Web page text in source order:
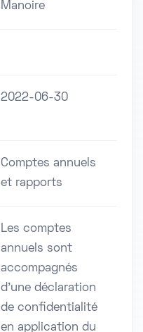
Manoire
2022-06-30
Comptes annuels
et rapports
Les comptes
annuels sont
accompagnés
d'une déclaration
de confidentialité
en application du